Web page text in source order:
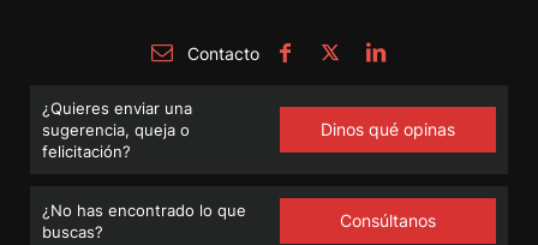
Contacto
¿Quieres enviar una
sugerencia, queja o
felicitación?
Dinos qué opinas
¿No has encontrado lo que
buscas?
Consúltanos